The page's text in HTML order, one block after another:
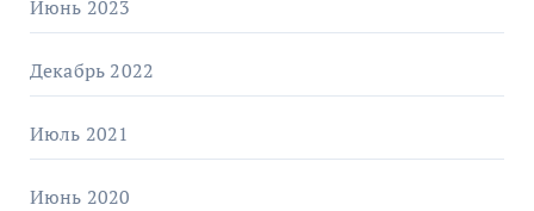
Июнь 2023
Декабрь 2022
Июль 2021
Июнь 2020